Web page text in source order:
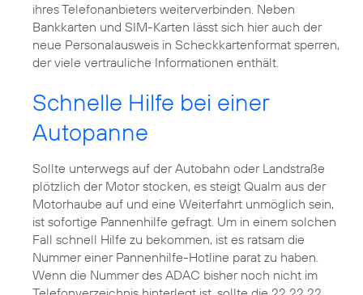
ihres Telefonanbieters weiterverbinden. Neben
Bankkarten und SIM-Karten lässt sich hier auch der
neue Personalausweis in Scheckkartenformat sperren,
der viele vertrauliche Informationen enthält.
Schnelle Hilfe bei einer
Autopanne
Sollte unterwegs auf der Autobahn oder Landstraße
plötzlich der Motor stocken, es steigt Qualm aus der
Motorhaube auf und eine Weiterfahrt unmöglich sein,
ist sofortige Pannenhilfe gefragt. Um in einem solchen
Fall schnell Hilfe zu bekommen, ist es ratsam die
Nummer einer Pannenhilfe-Hotline parat zu haben.
Wenn die Nummer des ADAC bisher noch nicht im